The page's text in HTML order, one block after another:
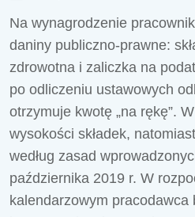
Na wynagrodzenie
daniny publiczno-prawne:
zdrowotna i zaliczka na
po odliczeniu ustawowych
otrzymuje kwotę „na rękę”.
wysokości składek,
według zasad
października 2019 r. W
kalendarzowym pracodawca